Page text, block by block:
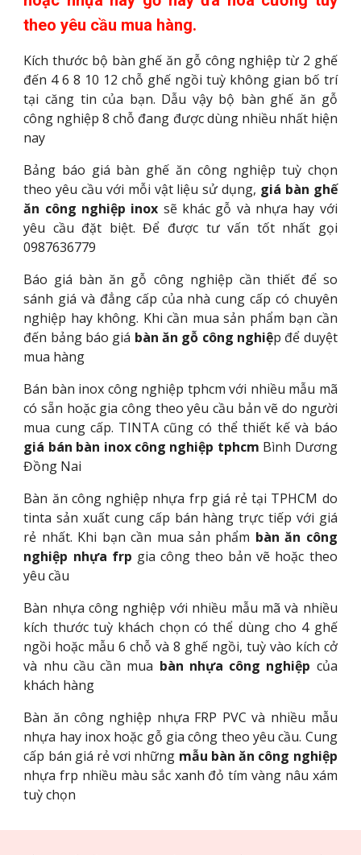
theo yêu cầu mua hàng.
Kích thước bộ bàn ghế ăn gỗ công nghiệp từ 2 ghế
đến 4 6 8 10 12 chỗ ghế ngồi tuỳ không gian bố trí
tại căng tin của bạn. Dẫu vậy bộ bàn ghế ăn gỗ
công nghiệp 8 chỗ đang được dùng nhiều nhất hiện
nay
Bảng báo giá bàn ghế ăn công nghiệp tuỳ chọn
theo yêu cầu với mỗi vật liệu sử dụng, giá bàn ghế
ăn công nghiệp inox sẽ khác gỗ và nhựa hay với
yêu cầu đặt biệt. Để được tư vấn tốt nhất gọi
0987636779
Báo giá bàn ăn gỗ công nghiệp cần thiết để so
sánh giá và đẳng cấp của nhà cung cấp có chuyên
nghiệp hay không. Khi cần mua sản phẩm bạn cần
đến bảng báo giá bàn ăn gỗ công nghiệp để duyệt
mua hàng
Bán bàn inox công nghiệp tphcm với nhiều mẫu mã
có sẵn hoặc gia công theo yêu cầu bản vẽ do người
mua cung cấp. TINTA cũng có thể thiết kế và báo
giá bán bàn inox công nghiệp tphcm Bình Dương
Đồng Nai
Bàn ăn công nghiệp nhựa frp giá rẻ tại TPHCM do
tinta sản xuất cung cấp bán hàng trực tiếp với giá
rẻ nhất. Khi bạn cần mua sản phẩm bàn ăn công
nghiệp nhựa frp gia công theo bản vẽ hoặc theo
yêu cầu
Bàn nhựa công nghiệp với nhiều mẫu mã và nhiều
kích thước tuỳ khách chọn có thể dùng cho 4 ghế
ngồi hoặc mẫu 6 chỗ và 8 ghế ngồi, tuỳ vào kích cở
và nhu cầu cần mua bàn nhựa công nghiệp của
khách hàng
Bàn ăn công nghiệp nhựa FRP PVC và nhiều mẫu
nhựa hay inox hoặc gỗ gia công theo yêu cầu. Cung
cấp bán giá rẻ vơi những mẫu bàn ăn công nghiệp
nhựa frp nhiều màu sắc xanh đỏ tím vàng nâu xám
tuỳ chọn